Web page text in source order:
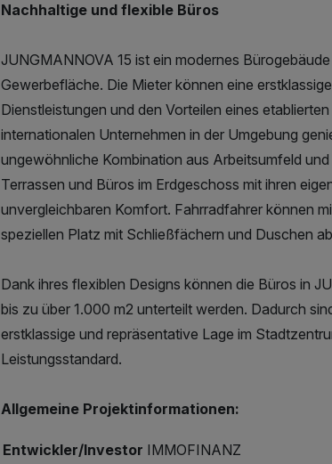
Nachhaltige und flexible Büros
JUNGMANNOVA 15 ist ein modernes
Gewerbefläche. Die Mieter können eine
Dienstleistungen und den Vorteilen eines
internationalen Unternehmen in der Umgebung
ungewöhnliche Kombination aus Arbeitsumfeld
Terrassen und Büros im Erdgeschoss mit ihren
unvergleichbaren Komfort. Fahrradfahrer können
speziellen Platz mit Schließfächern und Duschen
Dank ihres flexiblen Designs können die Büros in
bis zu über 1.000 m2 unterteilt werden. Dadurch
erstklassige und repräsentative Lage im
Leistungsstandard.
Allgemeine Projektinformationen:
Entwickler/Investor IMMOFINANZ